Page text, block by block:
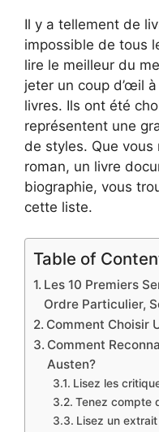
Il y a tellement de
impossible de tous
lire le meilleur du
jeter un coup d’œil
livres. Ils ont été
représentent une
de styles. Que vous
roman, un livre
biographie, vous
cette liste.
Table of
Les 10 Premiers
Ordre Particulier,
Comment Choisir
Comment
Austen?
Lisez les
Tenez compte
Lisez un extrait